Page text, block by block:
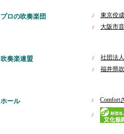
プロの吹奏楽団 ♪ 東京佼
♪ 大阪市
吹奏楽連盟 ♪ 社団法
♪ 福井県
ホール ♪ Comfort
♪